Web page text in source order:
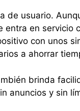
de usuario.
en servicio
con unos
a ahorrar
brinda
anuncios y sin